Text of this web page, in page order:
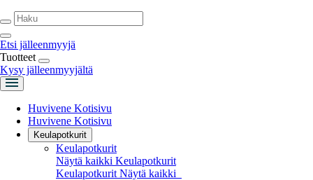
Etsi jälleenmyyjä
Tuotteet
Kysy jälleenmyyjältä
Huvivene Kotisivu
Huvivene Kotisivu
Keulapotkurit
Keulapotkurit
Näytä kaikki Keulapotkurit
Keulapotkurit Näytä kaikki